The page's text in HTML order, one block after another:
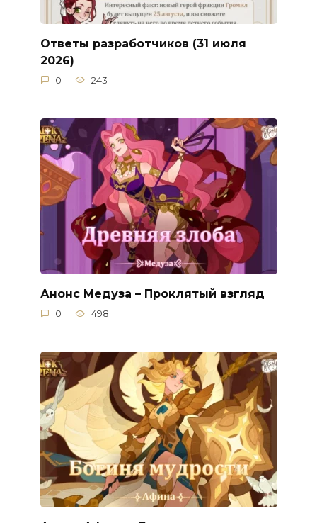
Ответы разработчиков (31 июля
2026)
0 243
Анонс Медуза – Проклятый взгляд
0 498